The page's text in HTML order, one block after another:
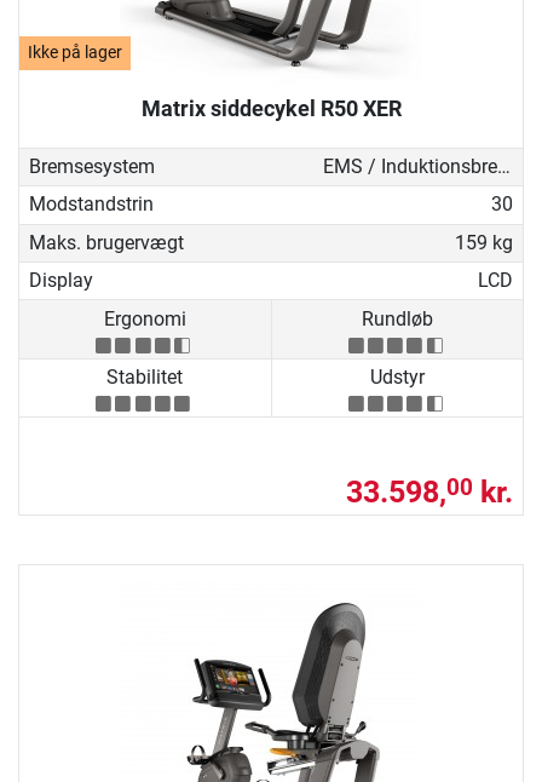
Ikke på lager
Matrix siddecykel R50 XER
Bremsesystem
EMS / Induktionsbremse
Modstandstrin
30
Maks. brugervægt
159 kg
Display
LCD
Ergonomi
Rundløb
Stabilitet Udstyr
33.598,00 kr.